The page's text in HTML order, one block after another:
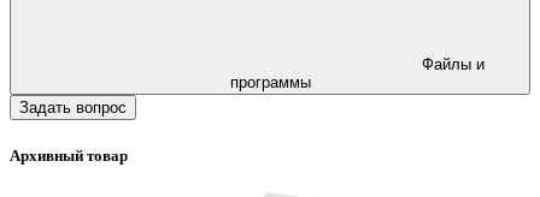
программы
Задать вопрос
Архивный товар